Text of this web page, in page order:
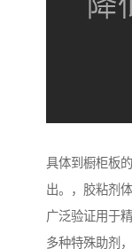
具体到橱柜板
出。，胶粘剂
广泛验证用于
多种特殊助剂